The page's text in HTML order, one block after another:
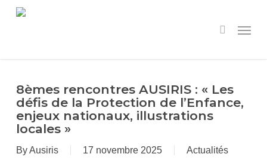
search
8èmes rencontres AUSIRIS : « Les
défis de la Protection de l’Enfance,
enjeux nationaux, illustrations
locales »
ByAusiris 17 novembre 2025 Actualités